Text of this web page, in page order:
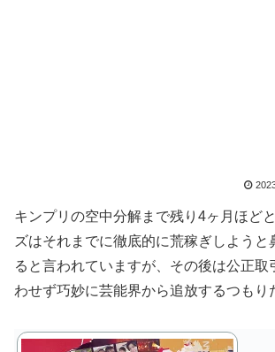
キンプリの空中分解まで残り4ヶ月ほど
ズはそれまでに徹底的に荒稼ぎしようと
ると言われていますが、その後は公正取
わせず巧妙に芸能界から追放するつもり